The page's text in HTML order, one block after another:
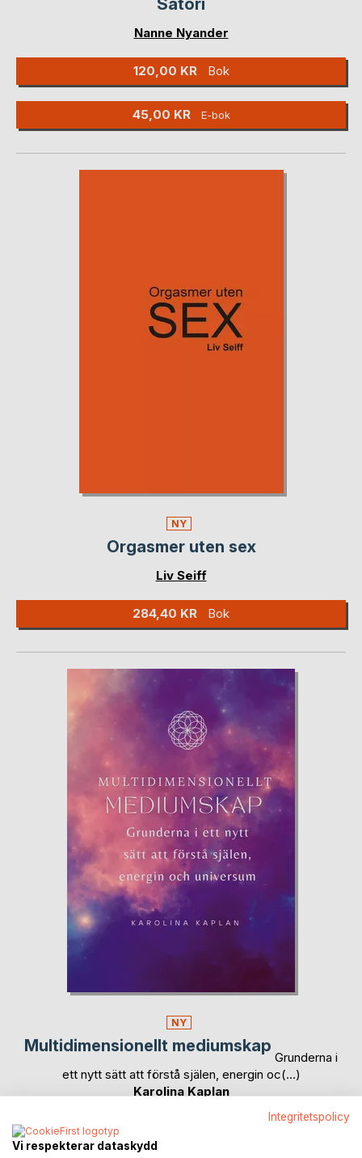
Satori
Nanne Nyander
120,00 KR Bok
45,00 KR E-bok
NY
Orgasmer uten sex
Liv Seiff
284,40 KR Bok
NY
Multidimensionellt mediumskap
Grunderna i
ett nytt sätt att förstå själen, energin oc(...)
Karolina Kaplan
Integritetspolicy
Vi respekterar dataskydd